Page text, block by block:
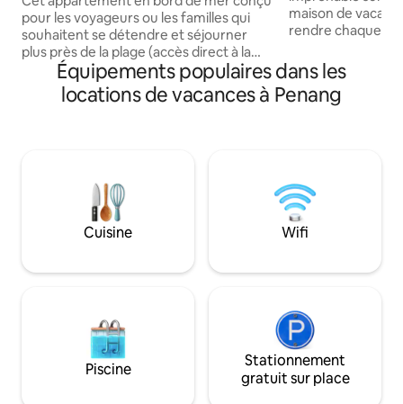
pour les voyageurs ou les familles qui
souhaitent se détendre et séjourner
plus près de la plage (accès direct à la
plage) * * Lisez le règlement intérieur ou
envoyez une demande d'information
avant de réserver. Max. 6 personnes ( y
Subway, un 7-Eleven, des services de
massage abordables et bien plus encore.
* à 10 min en voiture du parc à thème
Penang Escape. * À 25 min en voiture
18 min en voiture de Gurney, de
maison de
rendre chaque
sur la mer,
époustouflante
amis qui
d'art vibrantes,
apporter confort
une retraite
service fiable et
Équipements populaires dans les
locations de vacances à Penang
Cuisine Wifi
Piscine
Stationnement
gratuit sur place